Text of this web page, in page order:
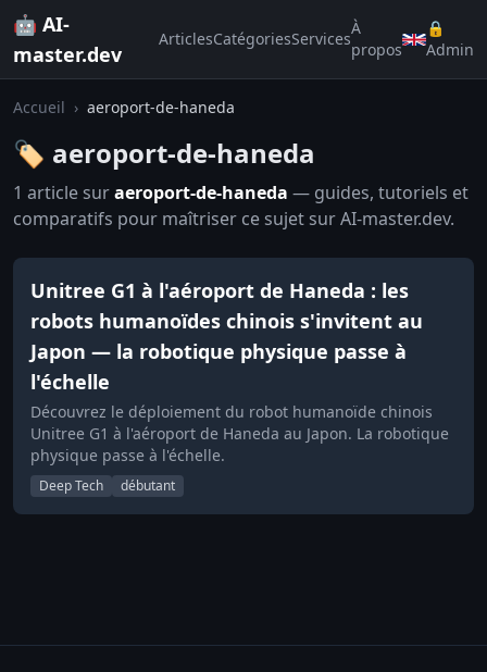
🤖 AI-
master.dev
ArticlesCatégoriesServices
À
propos
🔒
Admin
Accueil › aeroport-de-haneda
🏷️ aeroport-de-haneda
1 article suraeroport-de-haneda — guides, tutoriels et
comparatifs pour maîtriser ce sujet sur AI-master.dev.
Unitree G1 à l'aéroport de Haneda : les
robots humanoïdes chinois s'invitent au
Japon — la robotique physique passe à
l'échelle
Découvrez le déploiement du robot humanoïde chinois
Unitree G1 à l'aéroport de Haneda au Japon. La robotique
physique passe à l'échelle.
Deep Tech débutant